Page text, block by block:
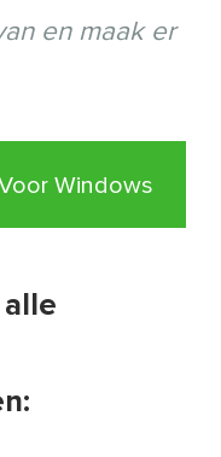
en maak er
Windows